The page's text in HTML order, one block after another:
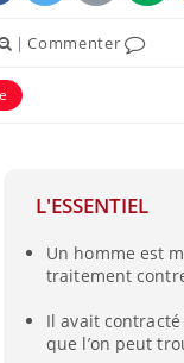
|Commenter
L'ESSENTIEL
Un homme est
traitement
Il avait
que l’on peut
brouillard
Les symptômes de
sont multiples ce